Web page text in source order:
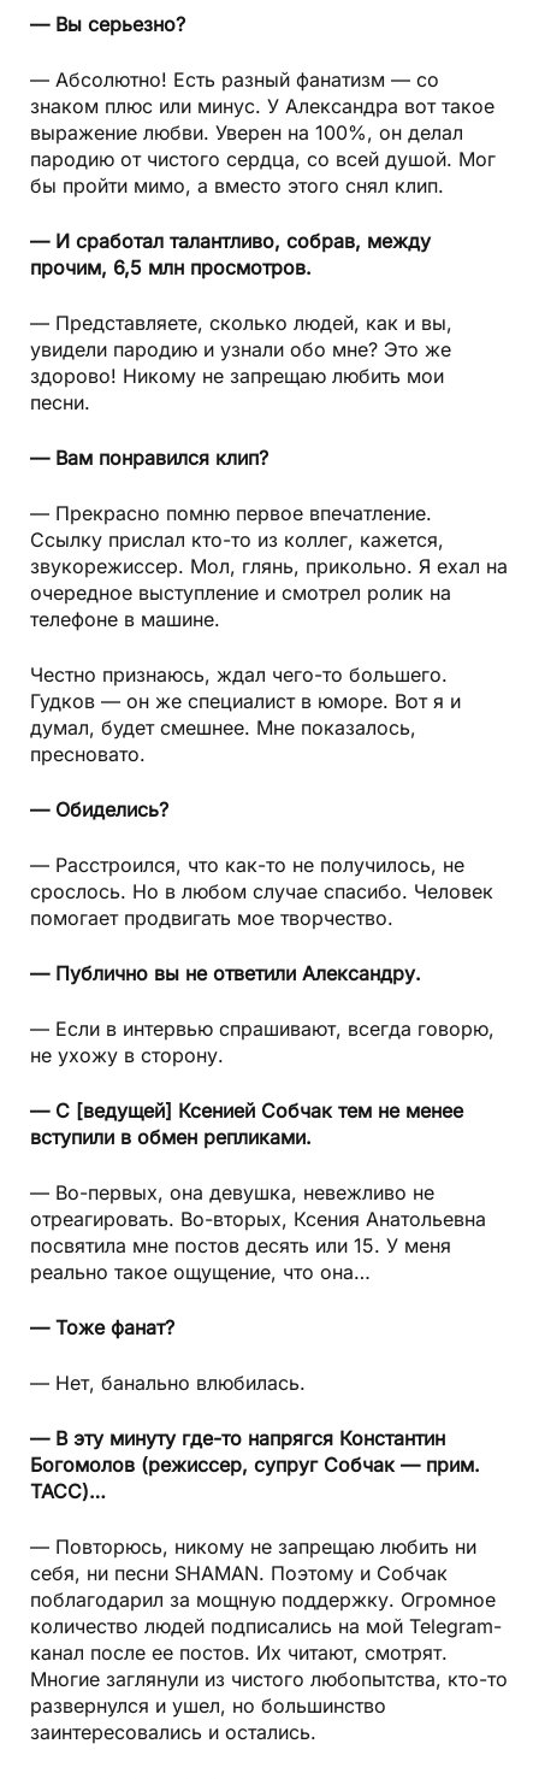
— Вы серьезно?
— Абсолютно! Есть разный фанатизм — со
знаком плюс или минус. У Александра вот такое
выражение любви. Уверен на 100%, он делал
пародию от чистого сердца, со всей душой. Мог
бы пройти мимо, а вместо этого снял клип.
— И сработал талантливо, собрав, между
прочим, 6,5 млн просмотров.
— Представляете, сколько людей, как и вы,
увидели пародию и узнали обо мне? Это же
здорово! Никому не запрещаю любить мои
песни.
— Вам понравился клип?
— Прекрасно помню первое впечатление.
Ссылку прислал кто-то из коллег, кажется,
звукорежиссер. Мол, глянь, прикольно. Я ехал на
очередное выступление и смотрел ролик на
телефоне в машине.
Честно признаюсь, ждал чего-то большего.
Гудков — он же специалист в юморе. Вот я и
думал, будет смешнее. Мне показалось,
пресновато.
— Обиделись?
— Расстроился, что как-то не получилось, не
срослось. Но в любом случае спасибо. Человек
помогает продвигать мое творчество.
— Публично вы не ответили Александру.
— Если в интервью спрашивают, всегда говорю,
не ухожу в сторону.
— С [ведущей] Ксенией Собчак тем не менее
вступили в обмен репликами.
— Во-первых, она девушка, невежливо не
отреагировать. Во-вторых, Ксения Анатольевна
посвятила мне постов десять или 15. У меня
реально такое ощущение, что она…
— Тоже фанат?
— Нет, банально влюбилась.
— В эту минуту где-то напрягся Константин
Богомолов (режиссер, супруг Собчак — прим.
ТАСС)…
— Повторюсь, никому не запрещаю любить ни
себя, ни песни SHAMAN. Поэтому и Собчак
поблагодарил за мощную поддержку. Огромное
количество людей подписались на мой Telegram-
канал после ее постов. Их читают, смотрят.
Многие заглянули из чистого любопытства, кто-то
развернулся и ушел, но большинство
заинтересовались и остались.